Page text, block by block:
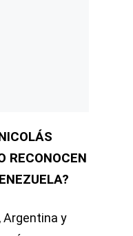
RECONOCEN
Argentina y